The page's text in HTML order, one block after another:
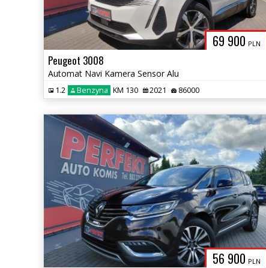
69 900 PLN
Peugeot 3008
Automat Navi Kamera Sensor Alu
1.2 Benzyna KM 130 2021 86000
56 900 PLN